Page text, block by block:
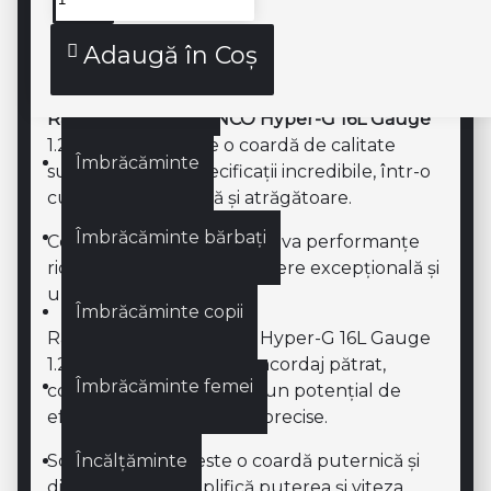
Îmbrăcăminte
Îmbrăcăminte bărbați
Îmbrăcăminte copii
Îmbrăcăminte femei
Încălțăminte
Adaugă în Coş
Descriere produs
Racordaj Rola SOLINCO Hyper-G 16L Gauge
1.25 mm 200 M este o coardă de calitate
superioară și cu specificații incredibile, într-o
culoare verde unică și atrăgătoare.
Conceput pentru a promova performanțe
ridicate, garantând o atingere excepțională și
un control remarcabil.
Racordaj Rola SOLINCO Hyper-G 16L Gauge
1.25 mm 200 M este un racordaj pătrat,
conceput pentru a oferi un potențial de
efect excelent și lovituri precise.
Solinco Hyper-G este o coardă puternică și